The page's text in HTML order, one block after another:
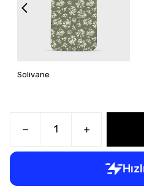
Solivane